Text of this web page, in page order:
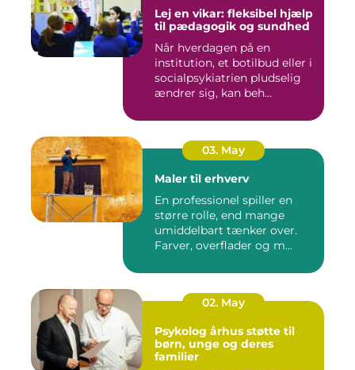
Lej en vikar: fleksibel hjælp
til pædagogik og sundhed
Når hverdagen på en
institution, et botilbud eller i
socialpsykiatrien pludselig
ændrer sig, kan beh...
03. May
Maler til erhverv
En professionel spiller en
større rolle, end mange
umiddelbart tænker over.
Farver, overflader og m...
02. May
Psykolog århus støtte til
børn, unge og deres
familier